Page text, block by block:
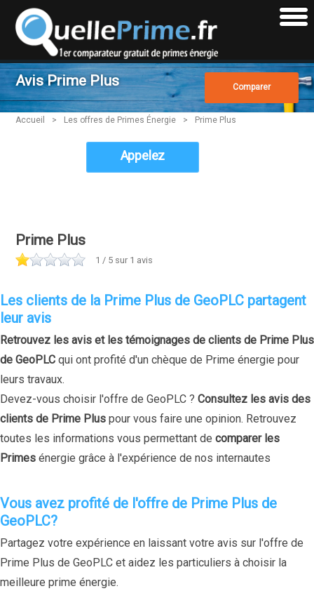
Comparer
Avis Prime Plus
Accueil > Les offres de Primes Énergie > Prime Plus
Appelez
Prime Plus
1 / 5 sur 1 avis
Les clients de la Prime Plus de GeoPLC partagent
leur avis
Retrouvez les avis et les témoignages de clients de Prime Plus
de GeoPLC qui ont profité d'un chèque de Prime énergie pour
leurs travaux.
Devez-vous choisir l'offre de GeoPLC ? Consultez les avis des
clients de Prime Plus pour vous faire une opinion. Retrouvez
toutes les informations vous permettant de comparer les
Primes énergie grâce à l'expérience de nos internautes
Vous avez profité de l'offre de Prime Plus de
GeoPLC?
Partagez votre expérience en laissant votre avis sur l'offre de
Prime Plus de GeoPLC et aidez les particuliers à choisir la
meilleure prime énergie.